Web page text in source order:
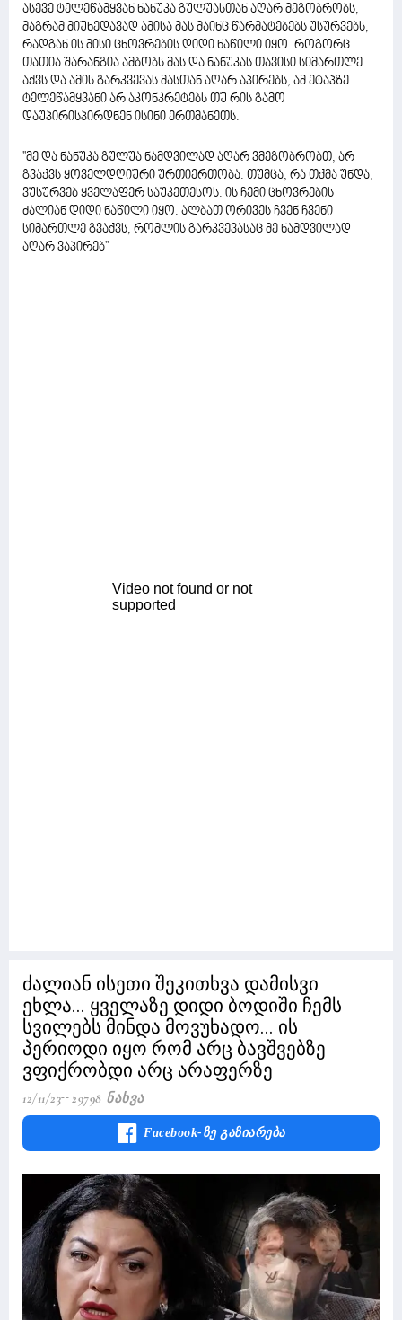
ასევე ტელეწამყვან ნანუკა გულუასთან აღარ მეგობრობს,
მაგრამ მიუხედავად ამისა მას მაინც წარმატებებს უსურვებს,
რადგან ის მისი ცხოვრების დიდი ნაწილი იყო. როგორც
თათია შარანგია ამბობს მას და ნანუკას თავისი სიმართლე
აქვს და ამის გარკვევას მასთან აღარ აპირებს, ამ ეტაპზე
ტელეწამყვანი არ აკონკრეტებს თუ რის გამო
დაუპირისპირდნენ ისინი ერთმანეთს.
''მე და ნანუკა გულუა ნამდვილად აღარ ვმეგობრობთ, არ
გვაქვს ყოველდღიური ურთიერთობა. თუმცა, რა თქმა უნდა,
ვუსურვებ ყველაფერ საუკეთესოს. ის ჩემი ცხოვრების
ძალიან დიდი ნაწილი იყო. ალბათ ორივეს ჩვენ ჩვენი
სიმართლე გვაქვს, რომლის გარკვევასაც მე ნამდვილად
აღარ ვაპირებ''
ძალიან ისეთი შეკითხვა დამისვი
ეხლა... ყველაზე დიდი ბოდიში ჩემს
სვილებს მინდა მოვუხადო... ის
პერიოდი იყო რომ არც ბავშვებზე
ვფიქრობდი არც არაფერზე
12/11/23 29798 Ნახვა
Facebook-Ზე Გაზიარება